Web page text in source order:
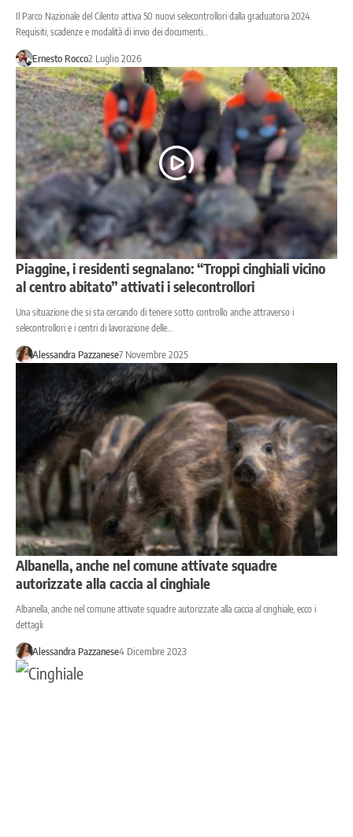
Il Parco Nazionale del Cilento attiva 50 nuovi selecontrollori dalla graduatoria 2024.
Requisiti, scadenze e modalità di invio dei documenti…
Ernesto Rocco2 Luglio 2026
Piaggine, i residenti segnalano: “Troppi cinghiali vicino
al centro abitato” attivati i selecontrollori
Una situazione che si sta cercando di tenere sotto controllo anche attraverso i
selecontrollori e i centri di lavorazione delle…
Alessandra Pazzanese7 Novembre 2025
Albanella, anche nel comune attivate squadre
autorizzate alla caccia al cinghiale
Albanella, anche nel comune attivate squadre autorizzate alla caccia al cinghiale, ecco i
dettagli
Alessandra Pazzanese4 Dicembre 2023